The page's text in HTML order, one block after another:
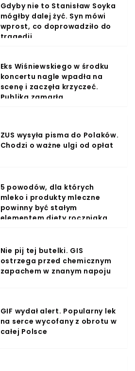
Gdyby nie to Stanisław Soyka
mógłby dalej żyć. Syn mówi
wprost, co doprowadziło do
tragedii
Eks Wiśniewskiego w środku
koncertu nagle wpadła na
scenę i zaczęła krzyczeć.
Publika zamarła
ZUS wysyła pisma do Polaków.
Chodzi o ważne ulgi od opłat
5 powodów, dla których
mleko i produkty mleczne
powinny być stałym
elementem diety roczniaka
Nie pij tej butelki. GIS
ostrzega przed chemicznym
zapachem w znanym napoju
GIF wydał alert. Popularny lek
na serce wycofany z obrotu w
całej Polsce